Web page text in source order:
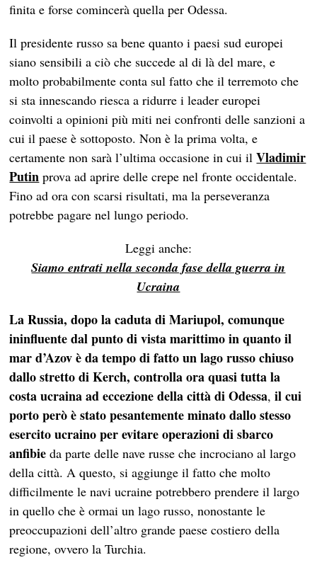
finita e forse comincerà quella per Odessa.
Il presidente russo sa bene quanto i paesi sud europei
siano sensibili a ciò che succede al di là del mare, e
molto probabilmente conta sul fatto che il terremoto che
si sta innescando riesca a ridurre i leader europei
coinvolti a opinioni più miti nei confronti delle sanzioni a
cui il paese è sottoposto. Non è la prima volta, e
certamente non sarà l’ultima occasione in cui ilVladimir
Putin prova ad aprire delle crepe nel fronte occidentale.
Fino ad ora con scarsi risultati, ma la perseveranza
potrebbe pagare nel lungo periodo.
Leggi anche:
Siamo entrati nella seconda fase della guerra in
Ucraina
La Russia, dopo la caduta di Mariupol, comunque
ininfluente dal punto di vista marittimo in quanto il
mar d’Azov è da tempo di fatto un lago russo chiuso
dallo stretto di Kerch, controlla ora quasi tutta la
costa ucraina ad eccezione della città di Odessa, il cui
porto però è stato pesantemente minato dallo stesso
esercito ucraino per evitare operazioni di sbarco
anfibieda parte delle nave russe che incrociano al largo
della città. A questo, si aggiunge il fatto che molto
difficilmente le navi ucraine potrebbero prendere il largo
in quello che è ormai un lago russo, nonostante le
preoccupazioni dell’altro grande paese costiero della
regione, ovvero la Turchia.